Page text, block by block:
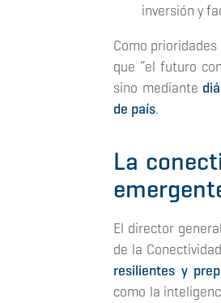
inversión y
Como
que “el futuro
sino mediante
de país.
La
El director
de la
resilientes y
como la